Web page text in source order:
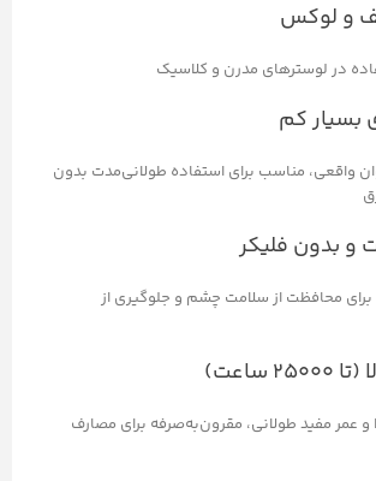
و لوکس
در لوسترهای مدرن و کلاسیک
بسیار کم
واقعی، مناسب برای استفاده طولانی‌مدت بدون
و بدون فلیکر
برای محافظت از سلامت چشم و جلوگیری از
ساعت)
عمر مفید طولانی، مقرون‌به‌صرفه برای مصارف